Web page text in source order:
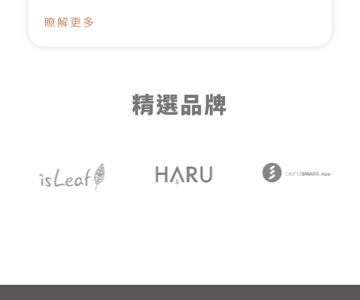
瞭解更多
精選品牌